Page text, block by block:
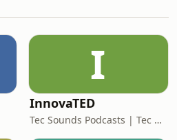
bien incluso si no
en nuestra
para empezar este
desde
gi
I
InnovaTED
Tec Sounds Podcasts | Tec de Monterrey